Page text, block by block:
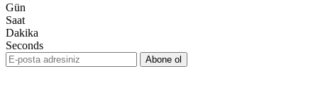
Gün
Saat
Dakika
Seconds